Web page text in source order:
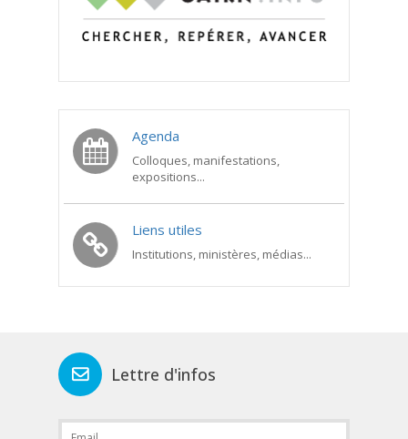
Agenda
Colloques, manifestations,
expositions...
Liens utiles
Institutions, ministères, médias...
Lettre d'infos